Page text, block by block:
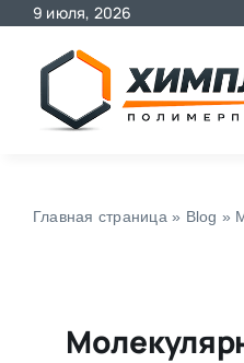
Skip
content
9 июля, 2026
Главная страница » Blog »